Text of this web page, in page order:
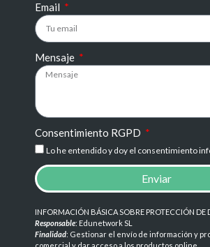
Email
Mensaje
Consentimiento RGPD
Lo he entendido y doy el consentimiento
Enviar
INFORMACIÓN BÁSICA SOBRE PROTECCIÓN DE
Responsable: Edunetwork SL
Finalidad: Gestionar el envío de información y